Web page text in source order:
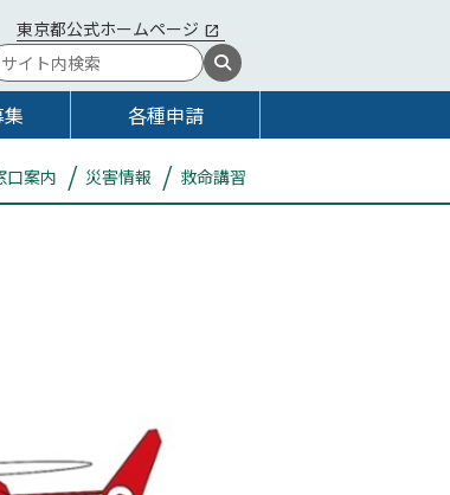
東京都公式ホームページ
各種申請
口案内 災害情報 救命講習